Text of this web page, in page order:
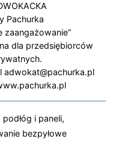
Pachurka
zaangażowanie”
dla przedsiębiorców
adwokat@pachurka.pl
i paneli,
bezpyłowe